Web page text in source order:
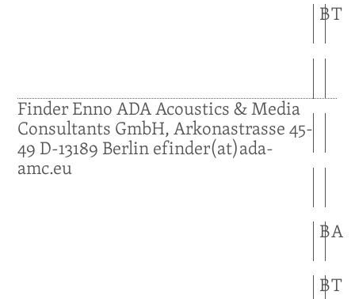
BT
FinderEnnoADA Acoustics & Media
Consultants GmbH, Arkonastrasse 45-
49 D-13189 Berlinefinder(at)ada-
amc.eu
BA
BT